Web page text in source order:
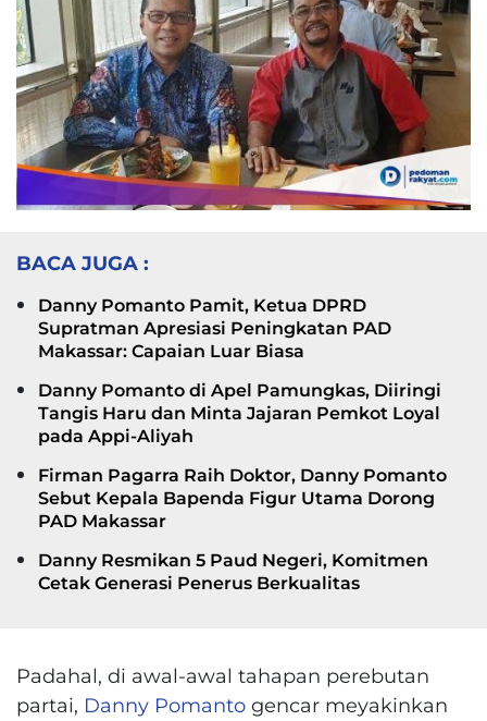
BACA JUGA :
Danny Pomanto Pamit, Ketua DPRD
Supratman Apresiasi Peningkatan PAD
Makassar: Capaian Luar Biasa
Danny Pomanto di Apel Pamungkas, Diiringi
Tangis Haru dan Minta Jajaran Pemkot Loyal
pada Appi-Aliyah
Firman Pagarra Raih Doktor, Danny Pomanto
Sebut Kepala Bapenda Figur Utama Dorong
PAD Makassar
Danny Resmikan 5 Paud Negeri, Komitmen
Cetak Generasi Penerus Berkualitas
Padahal, di awal-awal tahapan perebutan
partai, Danny Pomanto gencar meyakinkan